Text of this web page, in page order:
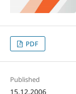
PDF
Published
15.12.2006